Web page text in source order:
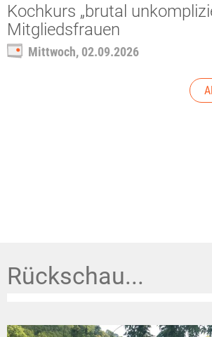
Kochkurs „brutal
Mitgliedsfrauen
Mittwoch, 02.09.2026
Rückschau...